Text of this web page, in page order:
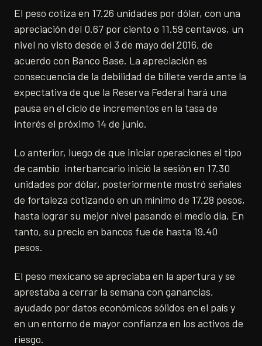
El peso cotiza en 17.26 unidades por dólar, con una
apreciación del 0.67 por ciento o 11.59 centavos, un
nivel no visto desde el 3 de mayo del 2016, de
acuerdo con Banco Base. La apreciación es
consecuencia de la debilidad de billete verde ante la
expectativa de que la Reserva Federal hará una
pausa en el ciclo de incrementos en la tasa de
interés el próximo 14 de junio.
​Lo anterior, luego de que iniciar operaciones el tipo
de cambio interbancario inició la sesión en 17.30
unidades por dólar, posteriormente mostró señales
de fortaleza cotizando en un mínimo de 17.28 pesos,
hasta lograr su mejor nivel pasando el medio día. En
tanto, su precio en bancos fue de hasta 19.40
pesos.
El peso mexicano se apreciaba en la apertura y se
aprestaba a cerrar la semana con ganancias,
ayudado por datos económicos sólidos en el país y
en un entorno de mayor confianza en los activos de
riesgo.